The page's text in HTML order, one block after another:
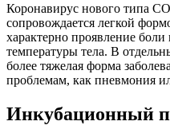
Коронавирус нового типа
сопровождается легкой
характерно проявление
температуры тела. В
более тяжелая форма
проблемам, как пневмония
Инкубационный